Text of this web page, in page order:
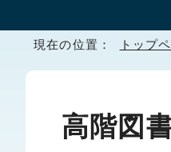
現在の位置： トップ
高階図